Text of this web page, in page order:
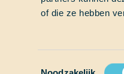
of die ze hebben
Heb je een
Bel gerust of